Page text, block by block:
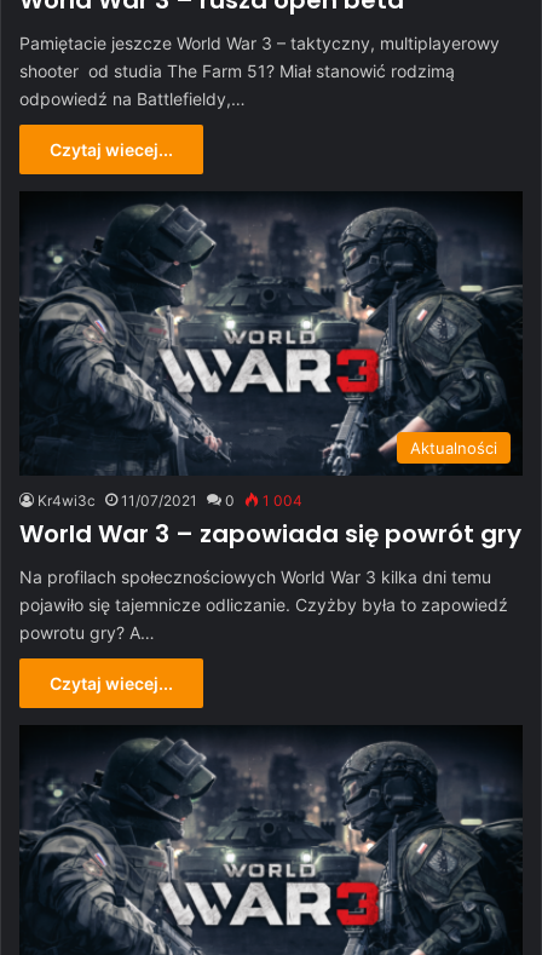
Pamiętacie jeszcze World War 3 – taktyczny, multiplayerowy
shooter od studia The Farm 51? Miał stanowić rodzimą
odpowiedź na Battlefieldy,…
Czytaj wiecej...
Aktualności
Kr4wi3c 11/07/2021 0 1 004
World War 3 – zapowiada się powrót gry
Na profilach społecznościowych World War 3 kilka dni temu
pojawiło się tajemnicze odliczanie. Czyżby była to zapowiedź
powrotu gry? A…
Czytaj wiecej...